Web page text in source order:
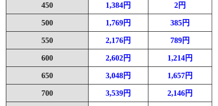
450 1,384円 2円
500 1,769円 385円
550 2,176円 789円
600 2,602円 1,214円
650 3,048円 1,657円
700 3,539円 2,146円